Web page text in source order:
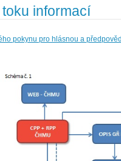
informací
pokynu pro hlásnou a